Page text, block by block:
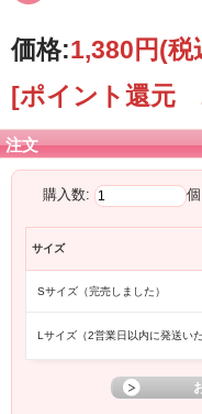
価格:1,380円(税
[ポイント還元
注文
購入数: 個
サイズ
Sサイズ（完売しました）
Lサイズ（2営業日以内に発送いた